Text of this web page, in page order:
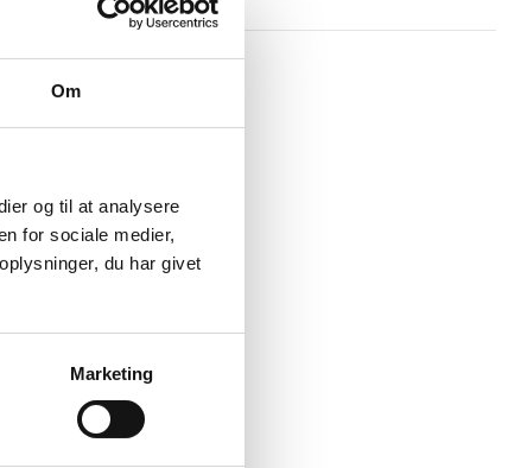
Om
og til at analysere
for sociale medier,
du har givet
Marketing